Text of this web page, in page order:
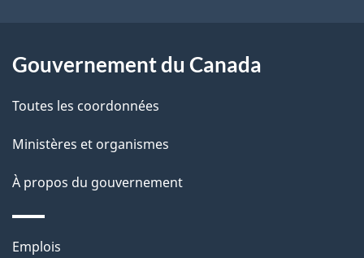
l
p
a
g
e
Gouvernement du Canada
Toutes les coordonnées
Ministères et organismes
À propos du gouvernement
Thèmes
Emplois